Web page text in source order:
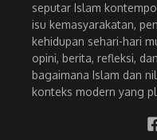
seputar Islam
isu kemasyarakatan,
kehidupan sehari-hari
opini, berita, refleksi,
bagaimana Islam dan
konteks modern yang